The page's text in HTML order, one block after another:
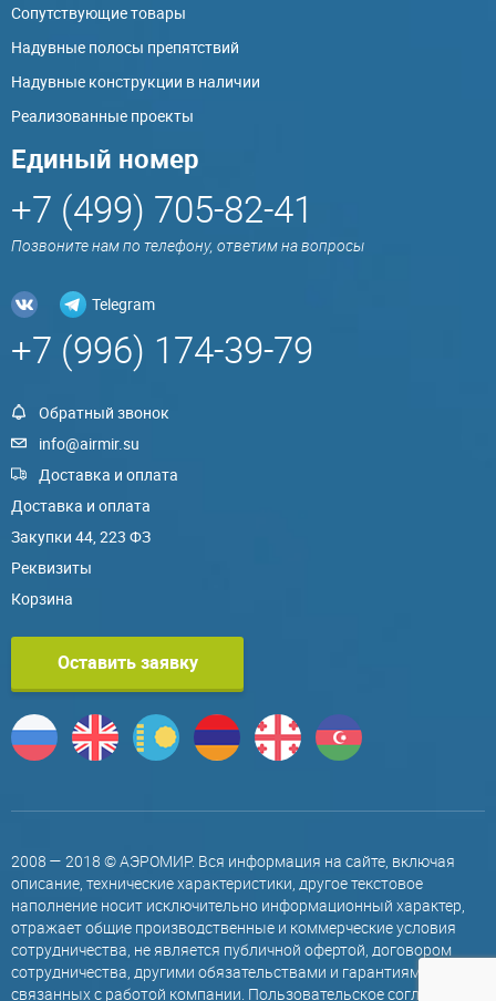
Сопутствующие товары
Надувные полосы препятствий
Надувные конструкции в наличии
Реализованные проекты
Единый номер
+7 (499) 705-82-41
Позвоните нам по телефону, ответим на вопросы
Telegram
+7 (996) 174-39-79
Обратный звонок
info@airmir.su
Доставка и оплата
Доставка и оплата
Закупки 44, 223 ФЗ
Реквизиты
Корзина
Оставить заявку
2008 — 2018 © АЭРОМИР. Вся информация на сайте, включая
описание, технические характеристики, другое текстовое
наполнение носит исключительно информационный характер,
отражает общие производственные и коммерческие условия
сотрудничества, не является публичной офертой, договором
сотрудничества, другими обязательствами и гарантиями,
связанных с работой компании. Пользовательское соглашение